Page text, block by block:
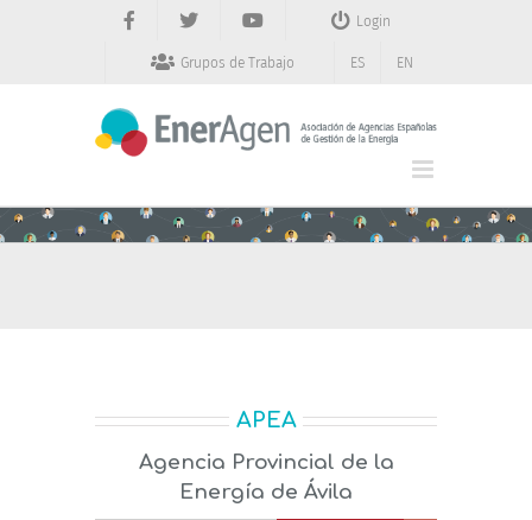
Login
Grupos de Trabajo ES EN
APEA
Agencia Provincial de la
Energía de Ávila